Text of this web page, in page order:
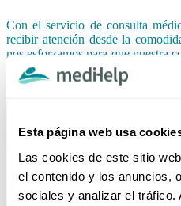
Esta página web usa
Las cookies de este sitio
el contenido y los anuncios,
sociales y analizar el tráfico.
Con el servicio de consulta
recibir atención desde la
nos esforzamos para que nuestra
de nuestros servicios y el de la
adscrito para la solución de su